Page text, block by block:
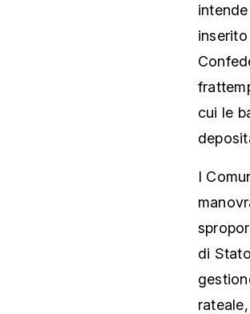
cui le
I
di